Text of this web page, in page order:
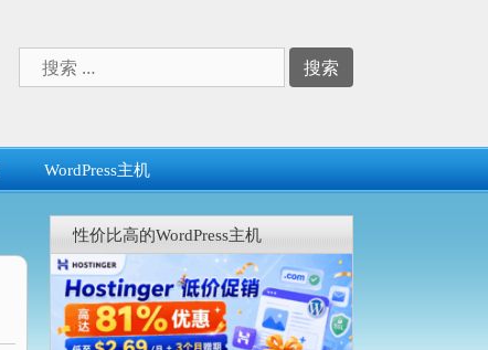
索：
WordPress主机
性价比高的WordPress主机